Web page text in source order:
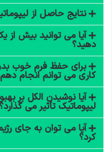
نتایج حاصل از
آیا می توانید بیش از
دهید؟
برای حفظ فرم خوب
کاری می توانم انجام
آیا نوشیدن الکل بر
لیپوماتیک تأثیر می گذارد؟
آیا می توان به جای
کرد؟